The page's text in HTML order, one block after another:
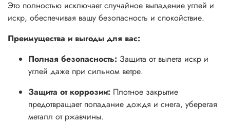
Это полностью исключает случайное выпадение углей и
искр, обеспечивая вашу безопасность и спокойствие.
Преимущества и выгоды для вас:
Полная безопасность: Защита от вылета искр и
углей даже при сильном ветре.
Защита от коррозии: Плотное закрытие
предотвращает попадание дождя и снега, уберегая
металл от ржавчины.